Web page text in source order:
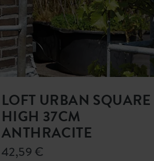
LOFT URBAN SQUARE
HIGH 37CM
ANTHRACITE
42,59 €